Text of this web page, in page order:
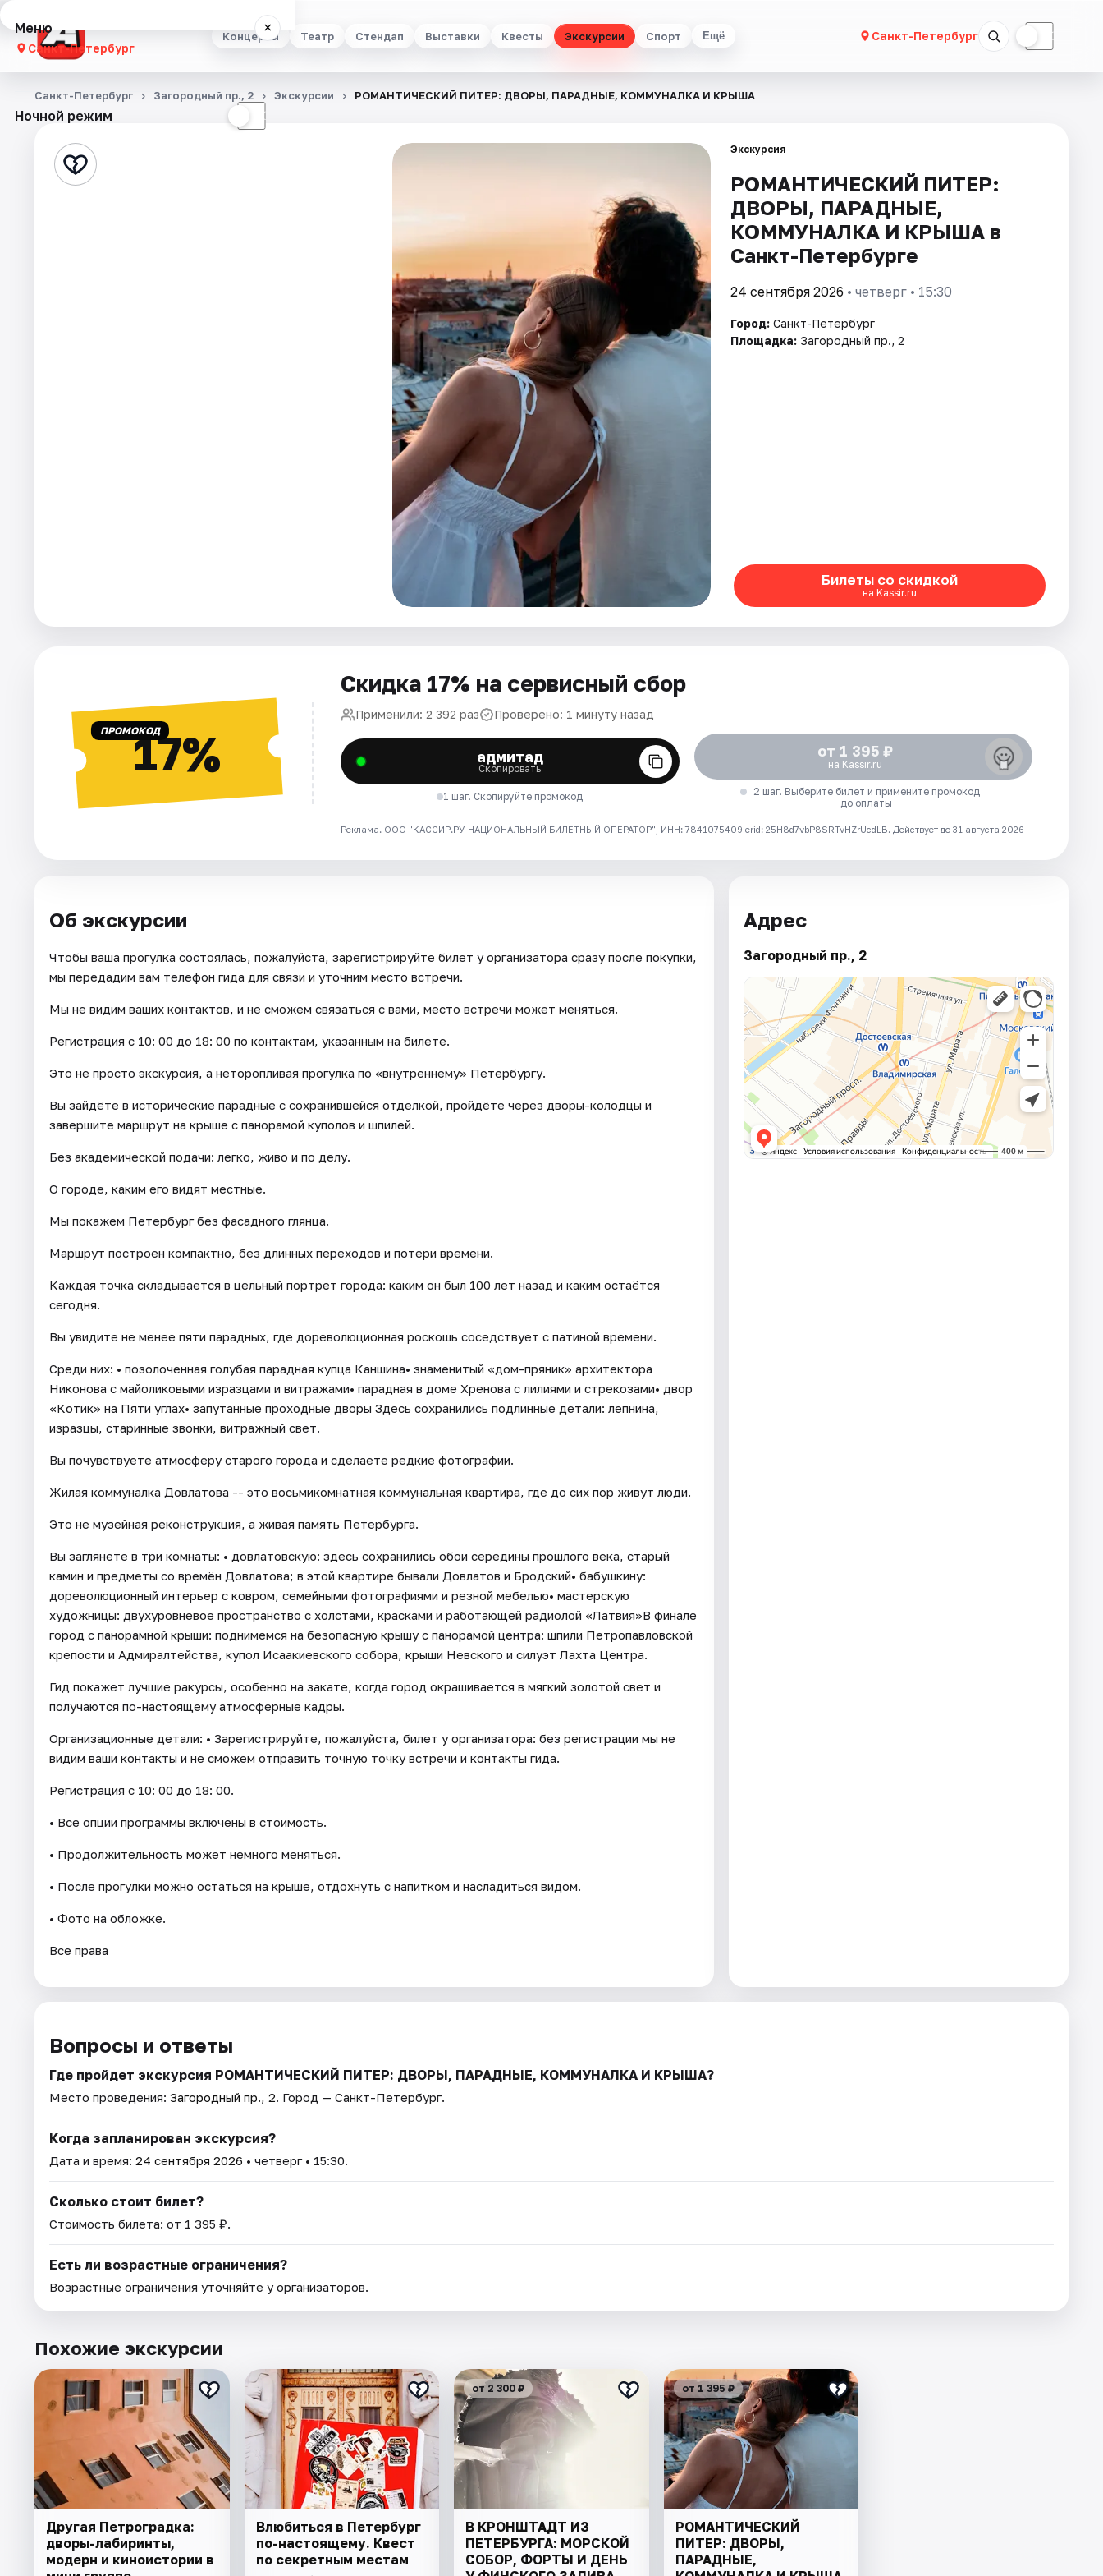
Концерты Театр Стендап Выставки Квесты Экскурсии Спорт Ещё Санкт-Петербург ☾
Меню ×
Санкт-Петербург
Концерты
Стендап
Ночной режим ☾
Санкт-Петербург Загородный пр., 2 Экскурсии РОМАНТИЧЕСКИЙ ПИТЕР: ДВОРЫ, ПАРАДНЫЕ, КОММУНАЛКА И КРЫША
Экскурсия
РОМАНТИЧЕСКИЙ ПИТЕР:
ДВОРЫ, ПАРАДНЫЕ,
КОММУНАЛКА И КРЫША в
Санкт-Петербурге
24 сентября 2026 • четверг • 15:30
Город: Санкт-Петербург
Площадка: Загородный пр., 2
Билеты со скидкой
на Kassir.ru
ПРОМОКОД17%
Скидка 17% на сервисный сбор
Применили: 2 392 раз Проверено: 1 минуту назад
адмитад
Скопировать
1 шаг. Скопируйте промокод
от 1 395 ₽
на Kassir.ru
2 шаг. Выберите билет и примените промокод
до оплаты
Реклама. ООО "КАССИР.РУ-НАЦИОНАЛЬНЫЙ БИЛЕТНЫЙ ОПЕРАТОР", ИНН: 7841075409 erid: 25H8d7vbP8SRTvHZrUcdLB. Действует до 31 августа 2026
Об экскурсии
Чтобы ваша прогулка состоялась, пожалуйста, зарегистрируйте билет у организатора сразу после покупки,
мы передадим вам телефон гида для связи и уточним место встречи.
Мы не видим ваших контактов, и не сможем связаться с вами, место встречи может меняться.
Регистрация с 10: 00 до 18: 00 по контактам, указанным на билете.
Это не просто экскурсия, а неторопливая прогулка по «внутреннему» Петербургу.
Вы зайдёте в исторические парадные с сохранившейся отделкой, пройдёте через дворы-колодцы и
завершите маршрут на крыше с панорамой куполов и шпилей.
Без академической подачи: легко, живо и по делу.
О городе, каким его видят местные.
Мы покажем Петербург без фасадного глянца.
Маршрут построен компактно, без длинных переходов и потери времени.
Каждая точка складывается в цельный портрет города: каким он был 100 лет назад и каким остаётся
сегодня.
Вы увидите не менее пяти парадных, где дореволюционная роскошь соседствует с патиной времени.
Среди них: • позолоченная голубая парадная купца Каншина• знаменитый «дом-пряник» архитектора
Никонова с майоликовыми изразцами и витражами• парадная в доме Хренова с лилиями и стрекозами• двор
«Котик» на Пяти углах• запутанные проходные дворы Здесь сохранились подлинные детали: лепнина,
изразцы, старинные звонки, витражный свет.
Вы почувствуете атмосферу старого города и сделаете редкие фотографии.
Жилая коммуналка Довлатова -- это восьмикомнатная коммунальная квартира, где до сих пор живут люди.
Это не музейная реконструкция, а живая память Петербурга.
Вы заглянете в три комнаты: • довлатовскую: здесь сохранились обои середины прошлого века, старый
камин и предметы со времён Довлатова; в этой квартире бывали Довлатов и Бродский• бабушкину:
дореволюционный интерьер с ковром, семейными фотографиями и резной мебелью• мастерскую
художницы: двухуровневое пространство с холстами, красками и работающей радиолой «Латвия»В финале
город с панорамной крыши: поднимемся на безопасную крышу с панорамой центра: шпили Петропавловской
крепости и Адмиралтейства, купол Исаакиевского собора, крыши Невского и силуэт Лахта Центра.
Гид покажет лучшие ракурсы, особенно на закате, когда город окрашивается в мягкий золотой свет и
получаются по-настоящему атмосферные кадры.
Организационные детали: • Зарегистрируйте, пожалуйста, билет у организатора: без регистрации мы не
видим ваши контакты и не сможем отправить точную точку встречи и контакты гида.
Регистрация с 10: 00 до 18: 00.
• Все опции программы включены в стоимость.
• Продолжительность может немного меняться.
• После прогулки можно остаться на крыше, отдохнуть с напитком и насладиться видом.
• Фото на обложке.
Все права
Адрес
Загородный пр., 2
Вопросы и ответы
Где пройдет экскурсия РОМАНТИЧЕСКИЙ ПИТЕР: ДВОРЫ, ПАРАДНЫЕ, КОММУНАЛКА И КРЫША?
Место проведения: Загородный пр., 2. Город — Санкт-Петербург.
Когда запланирован экскурсия?
Дата и время: 24 сентября 2026 • четверг • 15:30.
Сколько стоит билет?
Стоимость билета: от 1 395 ₽.
Есть ли возрастные ограничения?
Возрастные ограничения уточняйте у организаторов.
Похожие экскурсии
Другая Петроградка:
дворы-лабиринты,
модерн и киноистории в
Влюбиться в Петербург
по-настоящему. Квест
по секретным местам
от 2 300 ₽
В КРОНШТАДТ ИЗ
ПЕТЕРБУРГА: МОРСКОЙ
СОБОР, ФОРТЫ И ДЕНЬ
от 1 395 ₽
РОМАНТИЧЕСКИЙ
ПИТЕР: ДВОРЫ,
ПАРАДНЫЕ,